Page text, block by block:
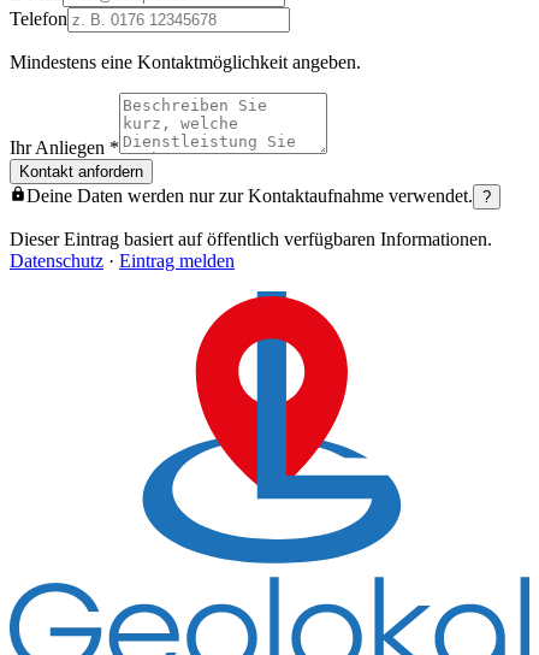
Telefon
Mindestens eine Kontaktmöglichkeit angeben.
Ihr Anliegen *
Kontakt anfordern
Deine Daten werden nur zur Kontaktaufnahme verwendet. ?
Dieser Eintrag basiert auf öffentlich verfügbaren Informationen.
Datenschutz · Eintrag melden